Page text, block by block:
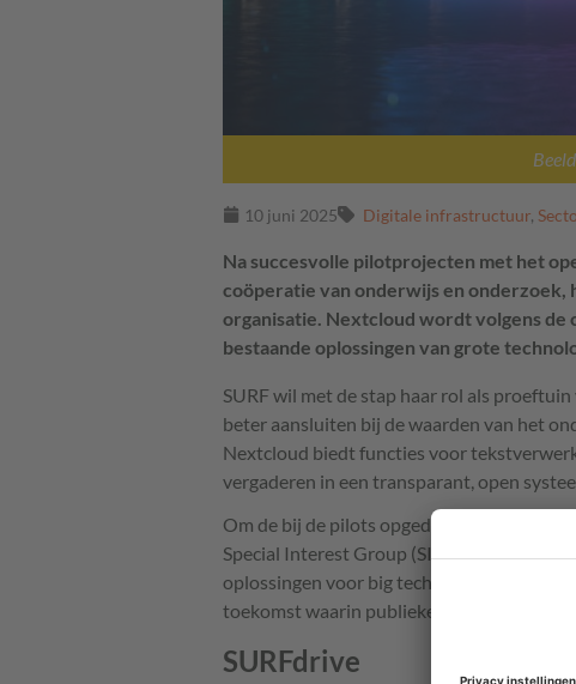
10 juni 2025 Digitale infrastructuur,
Na succesvolle pilotprojecten met het
coöperatie van onderwijs en onderzoek,
organisatie. Nextcloud wordt volgens
bestaande oplossingen van grote
SURF wil met de stap haar rol als
beter aansluiten bij de waarden van het
Nextcloud biedt functies voor
vergaderen in een transparant, open
Om de bij de pilots opgedane kennis niet
Special Interest Group (SIG) op. Samen
oplossingen voor big tech-diensten, met
toekomst waarin publieke waarden
SURFdrive